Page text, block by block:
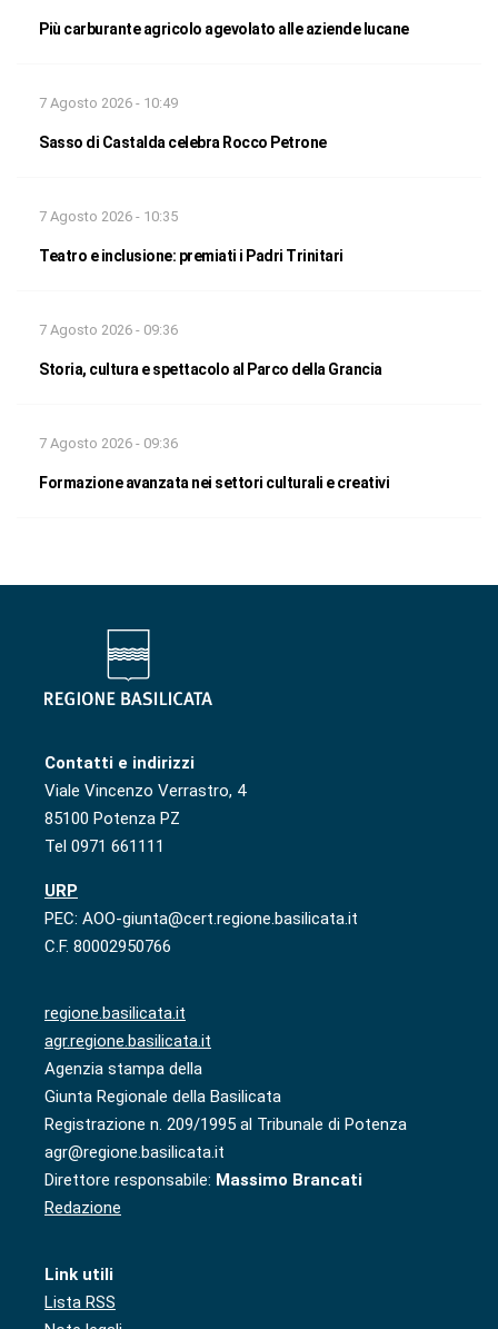
Più carburante agricolo agevolato alle aziende lucane
7 Agosto 2026 - 10:49
Sasso di Castalda celebra Rocco Petrone
7 Agosto 2026 - 10:35
Teatro e inclusione: premiati i Padri Trinitari
7 Agosto 2026 - 09:36
Storia, cultura e spettacolo al Parco della Grancia
7 Agosto 2026 - 09:36
Formazione avanzata nei settori culturali e creativi
Contatti e indirizzi
Viale Vincenzo Verrastro, 4
85100 Potenza PZ
Tel 0971 661111
URP
PEC: AOO-giunta@cert.regione.basilicata.it
C.F. 80002950766
regione.basilicata.it
agr.regione.basilicata.it
Agenzia stampa della
Giunta Regionale della Basilicata
Registrazione n. 209/1995 al Tribunale di Potenza
agr@regione.basilicata.it
Direttore responsabile: Massimo Brancati
Redazione
Link utili
Lista RSS